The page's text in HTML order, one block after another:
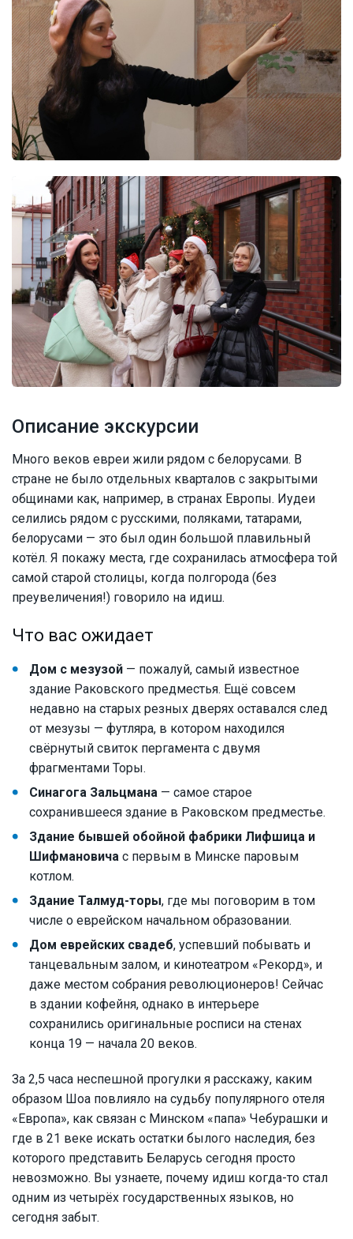
Описание экскурсии
Много веков евреи жили рядом с белорусами. В
стране не было отдельных кварталов с закрытыми
общинами как, например, в странах Европы. Иудеи
селились рядом с русскими, поляками, татарами,
белорусами — это был один большой плавильный
котёл. Я покажу места, где сохранилась атмосфера той
самой старой столицы, когда полгорода (без
преувеличения!) говорило на идиш.
Что вас ожидает
Дом с мезузой — пожалуй, самый известное
здание Раковского предместья. Ещё совсем
недавно на старых резных дверях оставался след
от мезузы — футляра, в котором находился
свёрнутый свиток пергамента с двумя
фрагментами Торы.
Синагога Зальцмана — самое старое
сохранившееся здание в Раковском предместье.
Здание бывшей обойной фабрики Лифшица и
Шифмановича с первым в Минске паровым
котлом.
Здание Талмуд-торы, где мы поговорим в том
числе о еврейском начальном образовании.
Дом еврейских свадеб, успевший побывать и
танцевальным залом, и кинотеатром «Рекорд», и
даже местом собрания революционеров! Сейчас
в здании кофейня, однако в интерьере
сохранились оригинальные росписи на стенах
конца 19 — начала 20 веков.
За 2,5 часа неспешной прогулки я расскажу, каким
образом Шоа повлияло на судьбу популярного отеля
«Европа», как связан с Минском «папа» Чебурашки и
где в 21 веке искать остатки былого наследия, без
которого представить Беларусь сегодня просто
невозможно. Вы узнаете, почему идиш когда-то стал
одним из четырёх государственных языков, но
сегодня забыт.